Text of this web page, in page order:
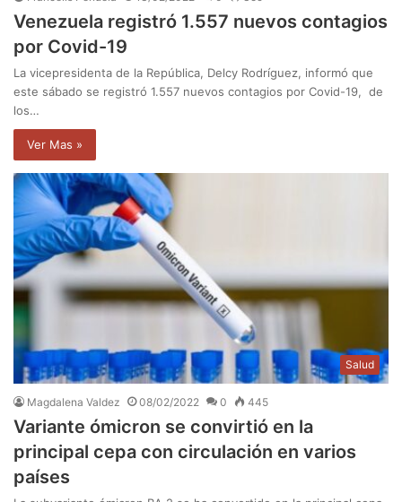
Venezuela registró 1.557 nuevos contagios
por Covid-19
La vicepresidenta de la República, Delcy Rodríguez, informó que
este sábado se registró 1.557 nuevos contagios por Covid-19, de
los…
Ver Mas »
Salud
Magdalena Valdez 08/02/2022 0 445
Variante ómicron se convirtió en la
principal cepa con circulación en varios
países